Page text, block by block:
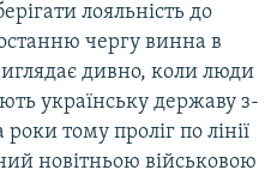
лояльність до
чергу винна в
дивно, коли люди
українську державу з-
тому проліг по лінії
новітньою військовою